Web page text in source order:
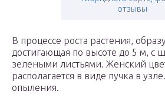
отзывы
В процессе роста растения,
достигающая по высоте до 5 м, с
зелеными листьями. Женский
располагается в виде пучка в
опыления.